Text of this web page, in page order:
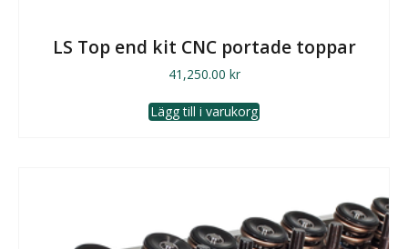
LS Top end kit CNC portade toppar
41,250.00 kr
Lägg till i varukorg